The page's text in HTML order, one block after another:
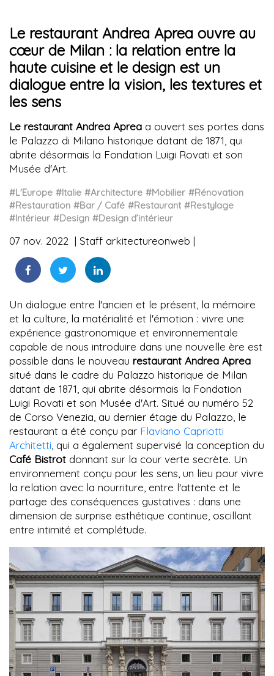
Le restaurant Andrea Aprea ouvre au
cœur de Milan : la relation entre la
haute cuisine et le design est un
dialogue entre la vision, les textures et
les sens
Le restaurant Andrea Aprea a ouvert ses portes dans
le Palazzo di Milano historique datant de 1871, qui
abrite désormais la Fondation Luigi Rovati et son
Musée d'Art.
#L'Europe #Italie #Architecture #Mobilier #Rénovation
#Restauration #Bar / Café #Restaurant #Restylage
#Intérieur #Design #Design d’intérieur
07 nov. 2022 Staff arkitectureonweb
Un dialogue entre l'ancien et le présent, la mémoire
et la culture, la matérialité et l'émotion : vivre une
expérience gastronomique et environnementale
capable de nous introduire dans une nouvelle ère est
possible dans le nouveau restaurant Andrea Aprea
situé dans le cadre du Palazzo historique de Milan
datant de 1871, qui abrite désormais la Fondation
Luigi Rovati et son Musée d'Art. Situé au numéro 52
de Corso Venezia, au dernier étage du Palazzo, le
restaurant a été conçu par Flaviano Capriotti
Architetti , qui a également supervisé la conception du
Café Bistrot donnant sur la cour verte secrète. Un
environnement conçu pour les sens, un lieu pour vivre
la relation avec la nourriture, entre l'attente et le
partage des conséquences gustatives : dans une
dimension de surprise esthétique continue, oscillant
entre intimité et complétude.